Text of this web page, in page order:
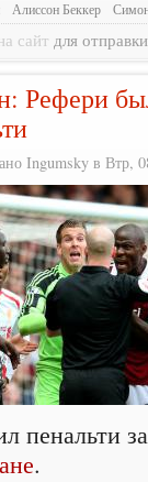
Алиссон Беккер
сайт для
Рефери
Ingumsky в Втр,
пенальти
.